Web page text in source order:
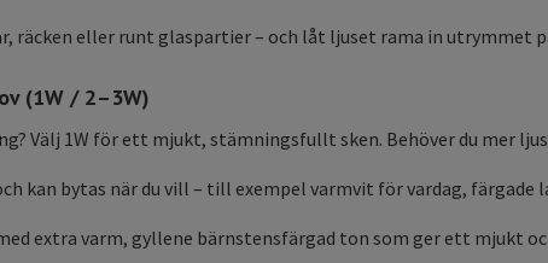
räcken eller runt glaspartier – och låt ljuset rama in utrymmet
(1W / 2–3W)
Välj 1W för ett mjukt, stämningsfullt sken. Behöver du mer
kan bytas när du vill – till exempel varmvit för vardag,
extra varm, gyllene bärnstensfärgad ton som ger ett mjukt